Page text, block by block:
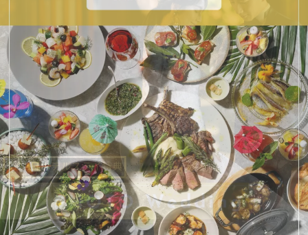
航空券付き 宿泊プラン
新幹線付き 宿泊プラン